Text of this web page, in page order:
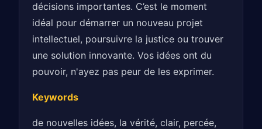
décisions importantes. C’est le moment
idéal pour démarrer un nouveau projet
intellectuel, poursuivre la justice ou trouver
une solution innovante. Vos idées ont du
pouvoir, n'ayez pas peur de les exprimer.
Keywords
de nouvelles idées, la vérité, clair, percée,